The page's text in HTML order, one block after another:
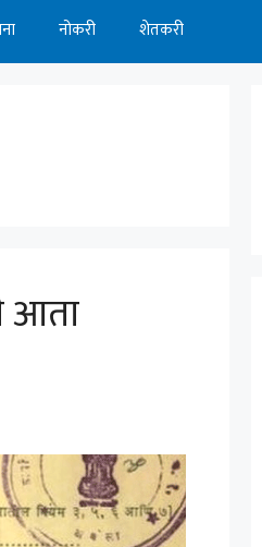
नोकरी शेतकरी
आता